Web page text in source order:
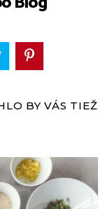
BY VÁS TIEŽ